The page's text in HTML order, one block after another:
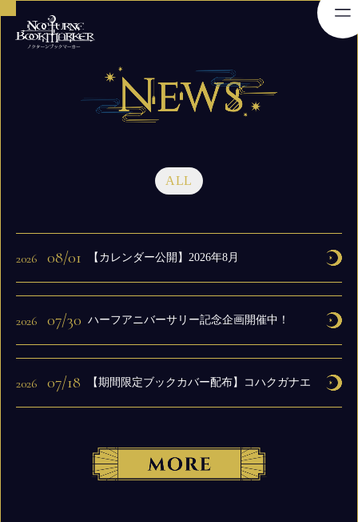
ALL
2026 08/01 【カレンダー公開】2026年8月
2026 07/30 ハーフアニバーサリー記念企画開催中！
2026 07/18 【期間限定ブックカバー配布】コハクガナエ